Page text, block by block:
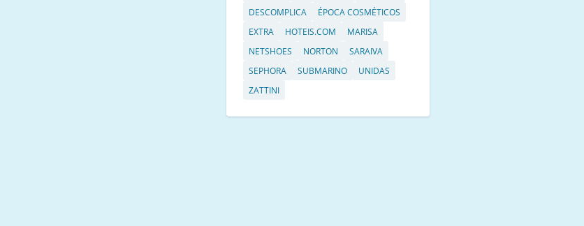
DESCOMPLICA
ÉPOCA COSMÉTICOS
EXTRA
HOTEIS.COM
MARISA
NETSHOES
NORTON
SARAIVA
SEPHORA
SUBMARINO
UNIDAS
ZATTINI